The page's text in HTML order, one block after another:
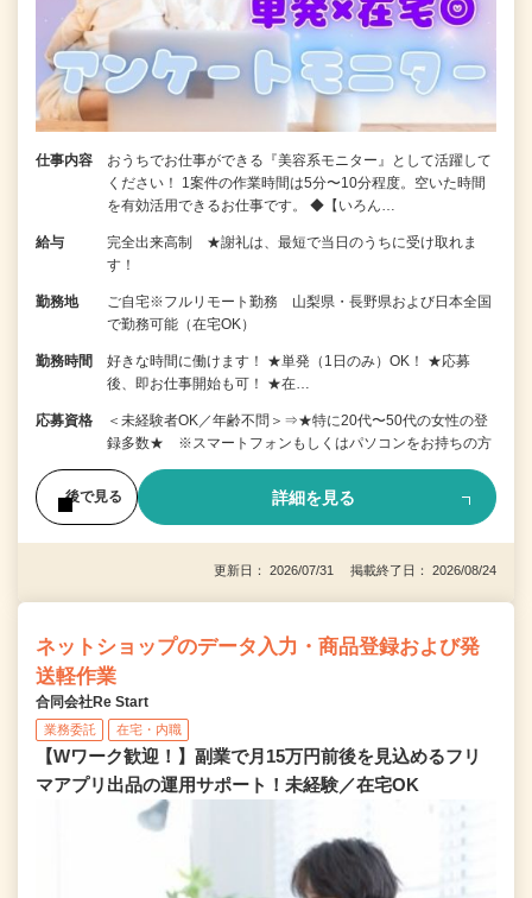
仕事内容
おうちでお仕事ができる『美容系モニター』として活躍して
ください！ 1案件の作業時間は5分〜10分程度。空いた時間
を有効活用できるお仕事です。 ◆【いろん…
給与
完全出来高制 ★謝礼は、最短で当日のうちに受け取れま
す！
勤務地
ご自宅※フルリモート勤務 山梨県・長野県および日本全国
で勤務可能（在宅OK）
勤務時間
好きな時間に働けます！ ★単発（1日のみ）OK！ ★応募
後、即お仕事開始も可！ ★在…
応募資格
＜未経験者OK／年齢不問＞⇒★特に20代〜50代の女性の登
録多数★ ※スマートフォンもしくはパソコンをお持ちの方
後で見る 詳細を見る
更新日： 2026/07/31 掲載終了日： 2026/08/24
ネットショップのデータ入力・商品登録および発
送軽作業
合同会社Re Start
業務委託 在宅・内職
【Wワーク歓迎！】副業で月15万円前後を見込めるフリ
マアプリ出品の運用サポート！未経験／在宅OK